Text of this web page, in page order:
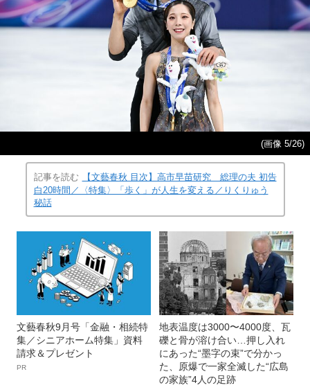
(画像 5/26)
記事を読む
【文藝春秋 目次】高市早苗研究 総理の夫 初告
白20時間／〈特集〉「歩く」が人生を変える／りくりゅう
秘話
文藝春秋9月号「金融・相続特
集／シニアホーム特集」資料
請求＆プレゼント
PR
地表温度は3000〜4000度、瓦
礫と骨が溶け合い…押し入れ
にあった“墨字の束”で分かっ
た、原爆で一家全滅した“広島
の家族”4人の足跡